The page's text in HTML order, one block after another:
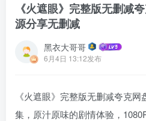
《火遮眼》完整版无删减
源分享无删减
黑衣大哥哥
6月4日 13:12发布
《火遮眼》完整版无删减夸克
集，原汁原味的剧情体验，